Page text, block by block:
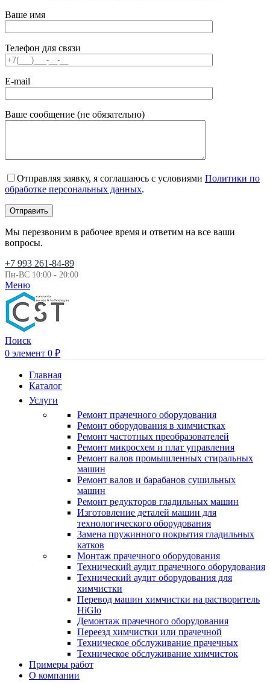
Ваше имя
Телефон для связи
E-mail
Ваше сообщение (не обязательно)
Отправляя заявку, я соглашаюсь с условиями Политики по
обработке персональных данных.
Мы перезвоним в рабочее время и ответим на все ваши
вопросы.
+7 993 261-84-89
Пн-ВС 10:00 - 20:00
Меню
Поиск
0 элемент 0 ₽
Главная
Каталог
Услуги
Ремонт прачечного оборудования
Ремонт оборудования в химчистках
Ремонт частотных преобразователей
Ремонт микросхем и плат управления
Ремонт валов промышленных стиральных
машин
Ремонт валов и барабанов сушильных
машин
Ремонт редукторов гладильных машин
Изготовление деталей машин для
технологического оборудования
Замена пружинного покрытия гладильных
катков
Монтаж прачечного оборудования
Технический аудит прачечного оборудования
Технический аудит оборудования для
химчистки
Перевод машин химчистки на растворитель
HiGlo
Демонтаж прачечного оборудования
Переезд химчистки или прачечной
Техническое обслуживание прачечных
Техническое обслуживание химчисток
Примеры работ
О компании